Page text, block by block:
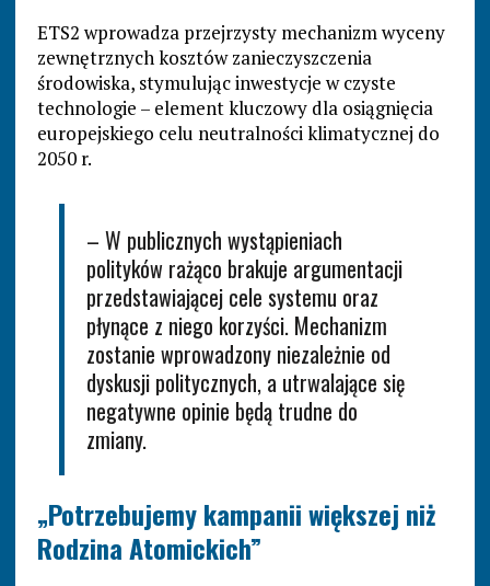
ETS2 wprowadza przejrzysty mechanizm wyceny
zewnętrznych kosztów zanieczyszczenia
środowiska, stymulując inwestycje w czyste
technologie – element kluczowy dla osiągnięcia
europejskiego celu neutralności klimatycznej do
2050 r.
– W publicznych wystąpieniach
polityków rażąco brakuje argumentacji
przedstawiającej cele systemu oraz
płynące z niego korzyści. Mechanizm
zostanie wprowadzony niezależnie od
dyskusji politycznych, a utrwalające się
negatywne opinie będą trudne do
zmiany.
„Potrzebujemy kampanii większej niż
Rodzina Atomickich”